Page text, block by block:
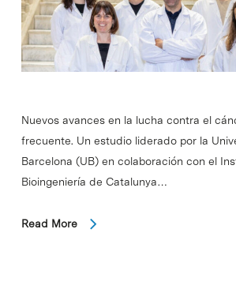
Nuevos avances en la lucha contra el
frecuente. Un estudio liderado por la
Barcelona (UB) en colaboración con el
Bioingeniería de Catalunya…
Read More